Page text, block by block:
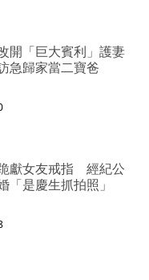
開「巨大賓利」護妻
歸家當二寶爸
獻女友戒指 經紀公
「是慶生抓拍照」